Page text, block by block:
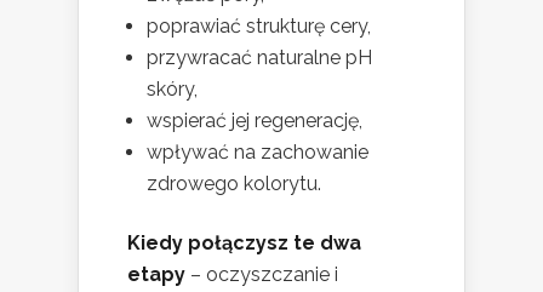
poprawiać strukturę cery,
przywracać naturalne pH
skóry,
wspierać jej regenerację,
wpływać na zachowanie
zdrowego kolorytu.
Kiedy połączysz te dwa
etapy – oczyszczanie i